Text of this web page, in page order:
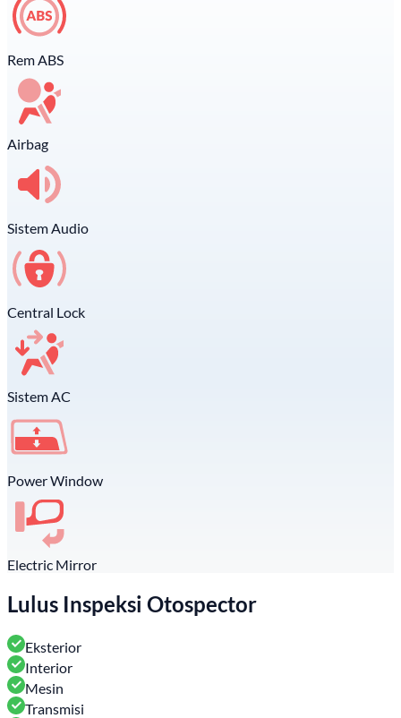
Rem ABS
Airbag
Sistem Audio
Central Lock
Sistem AC
Power Window
Electric Mirror
Lulus Inspeksi Otospector
Eksterior
Interior
Mesin
Transmisi